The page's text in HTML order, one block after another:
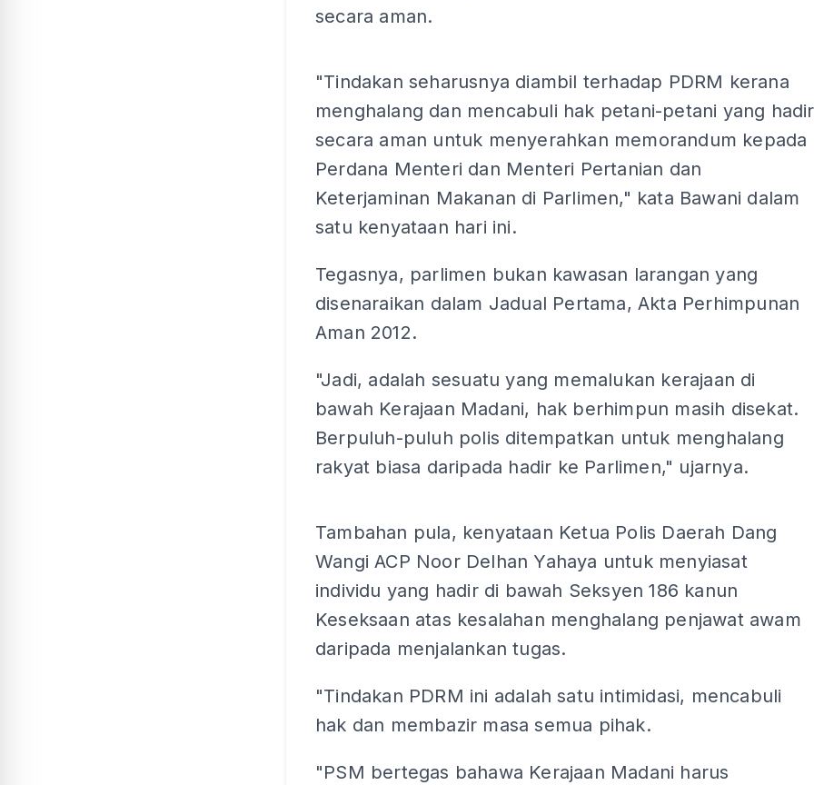
secara aman.
"Tindakan seharusnya diambil terhadap PDRM kerana
menghalang dan mencabuli hak petani-petani yang hadir
secara aman untuk menyerahkan memorandum kepada
Perdana Menteri dan Menteri Pertanian dan
Keterjaminan Makanan di Parlimen," kata Bawani dalam
satu kenyataan hari ini.
Tegasnya, parlimen bukan kawasan larangan yang
disenaraikan dalam Jadual Pertama, Akta Perhimpunan
Aman 2012.
"Jadi, adalah sesuatu yang memalukan kerajaan di
bawah Kerajaan Madani, hak berhimpun masih disekat.
Berpuluh-puluh polis ditempatkan untuk menghalang
rakyat biasa daripada hadir ke Parlimen," ujarnya.
Tambahan pula, kenyataan Ketua Polis Daerah Dang
Wangi ACP Noor Delhan Yahaya untuk menyiasat
individu yang hadir di bawah Seksyen 186 kanun
Keseksaan atas kesalahan menghalang penjawat awam
daripada menjalankan tugas.
"Tindakan PDRM ini adalah satu intimidasi, mencabuli
hak dan membazir masa semua pihak.
"PSM bertegas bahawa Kerajaan Madani harus